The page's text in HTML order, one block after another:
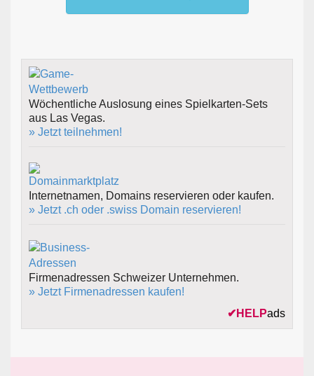
Wöchentliche Auslosung eines Spielkarten-Sets
aus Las Vegas.
» Jetzt teilnehmen!
Internetnamen, Domains reservieren oder kaufen.
» Jetzt .ch oder .swiss Domain reservieren!
Firmenadressen Schweizer Unternehmen.
» Jetzt Firmenadressen kaufen!
✔ HELPads